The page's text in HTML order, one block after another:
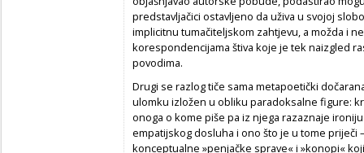
predstavljačici ostavljeno da uživa u svojoj
implicitnu tumačiteljskom zahtjevu, a možda i
korespondencijama štiva koje je tek naizgled
povodima.
Drugi se razlog tiče sama metapoetički
ulomku izložen u obliku paradoksalne figure:
onoga o kome piše pa iz njega razaznaje
empatijskog dosluha i ono što je u tome
konceptualne »penjačke sprave« i »konopi«